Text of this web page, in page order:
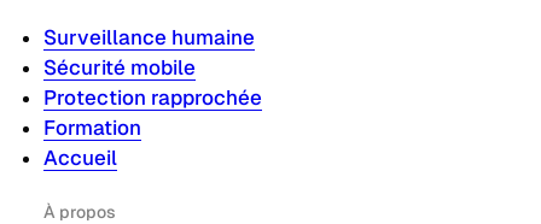
Surveillance humaine
Sécurité mobile
Protection rapprochée
Formation
Accueil
À propos